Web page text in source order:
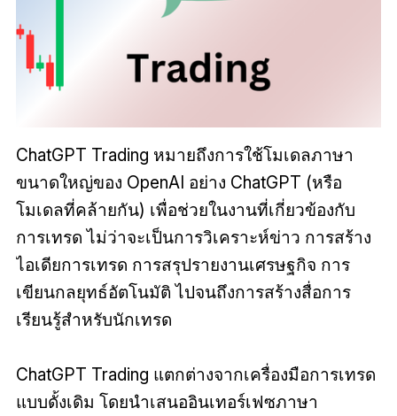
ChatGPT Trading หมายถึงการใช้โมเดลภาษา
ขนาดใหญ่ของ OpenAI อย่าง ChatGPT (หรือ
โมเดลที่คล้ายกัน) เพื่อช่วยในงานที่เกี่ยวข้องกับ
การเทรด ไม่ว่าจะเป็นการวิเคราะห์ข่าว การสร้าง
ไอเดียการเทรด การสรุปรายงานเศรษฐกิจ การ
เขียนกลยุทธ์อัตโนมัติ ไปจนถึงการสร้างสื่อการ
เรียนรู้สำหรับนักเทรด
ChatGPT Trading แตกต่างจากเครื่องมือการเทรด
แบบดั้งเดิม โดยนำเสนออินเทอร์เฟซภาษา